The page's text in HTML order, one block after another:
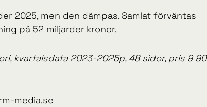
2025, men den dämpas. Samlat förväntas
på 52 miljarder kronor.
kvartalsdata 2023-2025p, 48 sidor, pris 9
media.se